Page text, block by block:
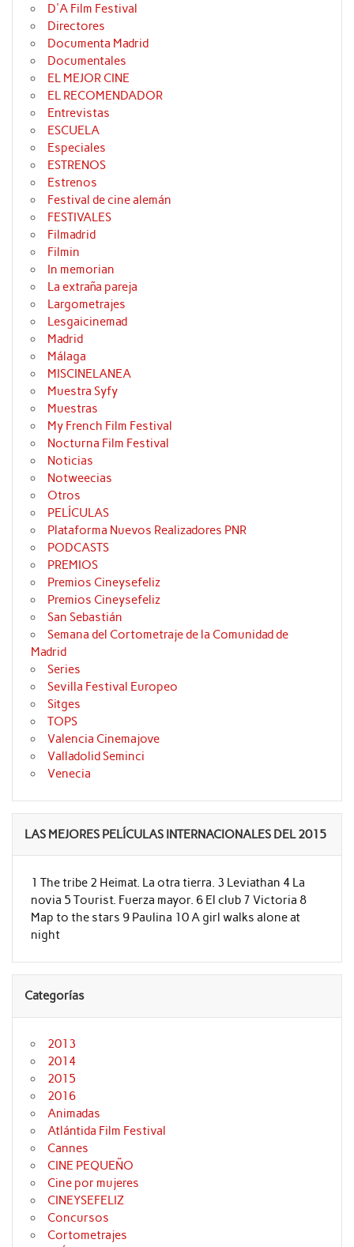
D'A Film Festival
Directores
Documenta Madrid
Documentales
EL MEJOR CINE
EL RECOMENDADOR
Entrevistas
ESCUELA
Especiales
ESTRENOS
Estrenos
Festival de cine alemán
FESTIVALES
Filmadrid
Filmin
In memorian
La extraña pareja
Largometrajes
Lesgaicinemad
Madrid
Málaga
MISCINELANEA
Muestra Syfy
Muestras
My French Film Festival
Nocturna Film Festival
Noticias
Notweecias
Otros
PELÍCULAS
Plataforma Nuevos Realizadores PNR
PODCASTS
PREMIOS
Premios Cineysefeliz
Premios Cineysefeliz
San Sebastián
Semana del Cortometraje de la Comunidad de
Madrid
Series
Sevilla Festival Europeo
Sitges
TOPS
Valencia Cinemajove
Valladolid Seminci
Venecia
LAS MEJORES PELÍCULAS INTERNACIONALES DEL 2015
1 The tribe 2 Heimat. La otra tierra. 3 Leviathan 4 La
novia 5 Tourist. Fuerza mayor. 6 El club 7 Victoria 8
Map to the stars 9 Paulina 10 A girl walks alone at
night
Categorías
2013
2014
2015
2016
Animadas
Atlántida Film Festival
Cannes
CINE PEQUEÑO
Cine por mujeres
CINEYSEFELIZ
Concursos
Cortometrajes